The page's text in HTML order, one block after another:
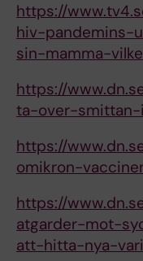
https://
hiv-
sin-mamma-
https://
ta-over-
https://
omikron-
https://
atgarder-mot-
att-hitta-nya-